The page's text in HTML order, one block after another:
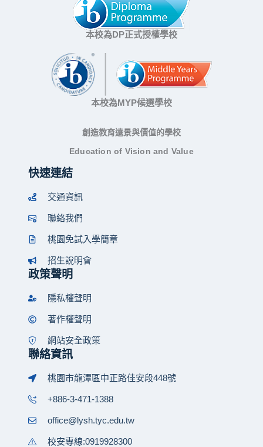
本校為DP正式授權學校
本校為MYP候選學校
創造教育遠景與價值的學校
Education of Vision and Value
快速連結
交通資訊
聯絡我們
桃園免試入學簡章
招生說明會
政策聲明
隱私權聲明
著作權聲明
網站安全政策
聯絡資訊
桃園市龍潭區中正路佳安段448號
+886-3-471-1388
office@lysh.tyc.edu.tw
校安專線:0919928300